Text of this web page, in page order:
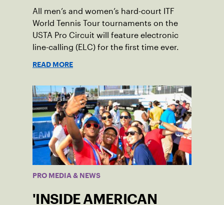
All men’s and women’s hard-court ITF
World Tennis Tour tournaments on the
USTA Pro Circuit will feature electronic
line-calling (ELC) for the first time ever.
READ MORE
PRO MEDIA & NEWS
'INSIDE AMERICAN